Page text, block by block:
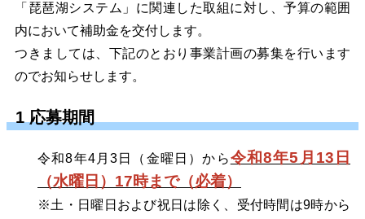
「琵琶湖システム」に関連した取組に対し、予算の範囲
内において補助金を交付します。
つきましては、下記のとおり事業計画の募集を行います
のでお知らせします。
1 応募期間
令和8年4月3日（金曜日）から令和8年5月13日
（水曜日）17時まで（必着）
※土・日曜日および祝日は除く、受付時間は9時から